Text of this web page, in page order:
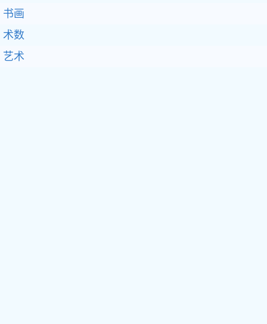
书画
术数
艺术